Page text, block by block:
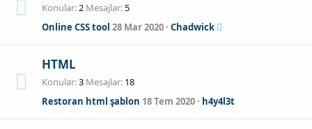
Konular 2 Mesajlar 5
Online CSS tool 28 Mar 2020 Chadwick
HTML
Konular 3 Mesajlar 18
Restoran html şablon 18 Tem 2020 h4y4l3t